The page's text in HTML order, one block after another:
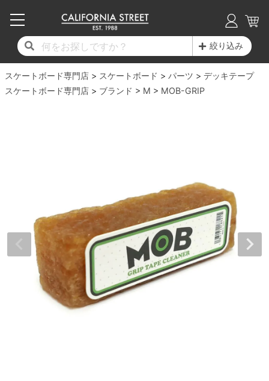
絞り込み
スケートボード専門店 スケートボード パーツ
デッキテープ
スケートボード専門店
ブランド M MOB-GRIP
17時までのご注文は当日発送！
11,000円以上で送料無料！
毎月1日はポイント5倍！10日と20日は3倍！
17時までのご注文は当日発送！
11,000円以上で送料無料！
毎月1日はポイント5倍！10日と20日は3倍！
子供用デッキ
7.0inch以下
7.7inch
7.8inch
7.9inch
17時までのご注文は当日発送！
11,000円以上で送料無料！
毎月1日はポイント5倍！10日と20日は3倍！
7.0inch以下
7.2inch
7.8inch
7.9inch
8.0inch
17時までのご注文は当日発送！
11,000円以上で送料無料！
毎月1日はポイント5倍！10日と20日は3倍！
50mm
51mm
56mm
57mm
58mm
スピットファイヤー F4（フォーミュラフォ
ボーンズ XF（エックスフォーミュラ）
ボーンズ STF（エスティーエフ）
パウエルペラルタ DF（ドラゴンフォーミュ
ベアリング
デッキテープ
ボルト
17時までのご注文は当日発送！
11,000円以上で送料無料！
毎月1日はポイント5倍！10日と20日は3倍！
20cm
21cm
24cm
24.5cm
インソール
シューレース・その他
17時までのご注文は当日発送！
11,000円以上で送料無料！
毎月1日はポイント5倍！10日と20日は3倍！
トレーナー・セーター
パンツ
ショーツ
17時までのご注文は当日発送！
11,000円以上で送料無料！
毎月1日はポイント5倍！10日と20日は3倍！
17時までのご注文は当日発送！
11,000円以上で送料無料！
毎月1日はポイント5倍！10日と20日は3倍！
スタッフおすすめアイテム
ブランド紹介
INFO
スケートパーク情報
17時までのご注文は当日発送！
11,000円以上で送料無料！
毎月1日はポイント5倍！10日と20日は3倍！
カリフォルニアストリートの歴史
求人情報
プライバシーポリシー
特定商取引法に基づく表記